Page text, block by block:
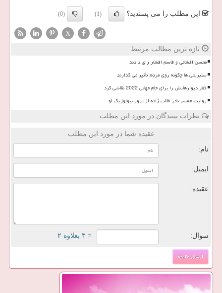
این مطلب را می پسندید؟ (1)
(0)
X
تازه ترین مطالب مرتبط
محسن افشانی و قاسم افشار رای دادند
سلبریتی ها چگونه روی مردم تأثیر می گذارند
قطر دیوارهایش را برای جام جهانی 2022 نقاشی کرد
روایت همسر نادر طالب زاده از ترور بیولوژیک او
نظرات بینندگان در مورد این مطلب
عقیده شما در مورد این مطلب
نام:
ایمیل:
عقیده:
سوال: = ۳ بعلاوه ۲